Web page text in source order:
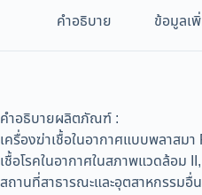
คำอธิบาย ข้อมูลเ
คำอธิบายผลิตภัณฑ์ :
เครื่องฆ่าเชื้อในอากาศแบบพลาสม
เชื้อโรคในอากาศในสภาพแวดล้อม
สถานที่สาธารณะและอุตสาหกรรมอื่